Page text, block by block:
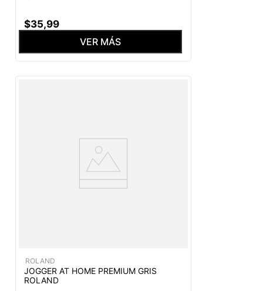
$35,99
VER MÁS
ROLAND
JOGGER AT HOME PREMIUM GRIS
ROLAND